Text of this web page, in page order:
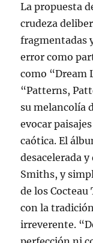
La propuesta
crudeza
fragmentadas
error como
como “Dream
“Patterns,
su melancolía
evocar
caótica. El
desacelerada
Smiths, y
de los
con la
irreverente.